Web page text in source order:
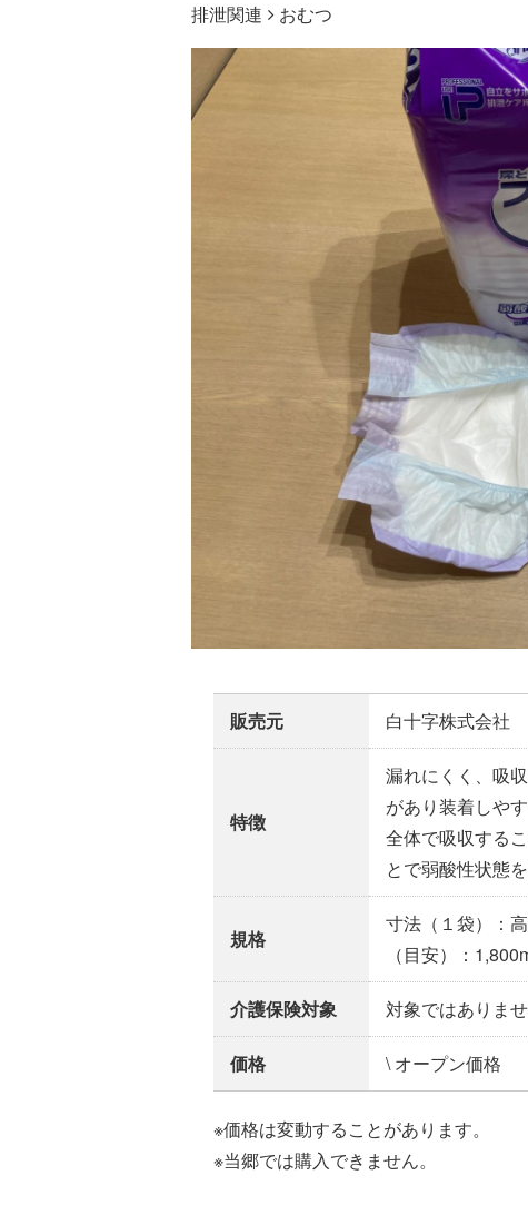
排泄関連 おむつ
販売元 白十字株式会社
特徴
漏れにくく、吸
があり装着しや
全体で吸収する
とで弱酸性状態
規格
寸法（１袋）：
（目安）：
介護保険対象 対象ではありま
価格 \ オープン価格
※価格は変動することがあります。
※当郷では購入できません。